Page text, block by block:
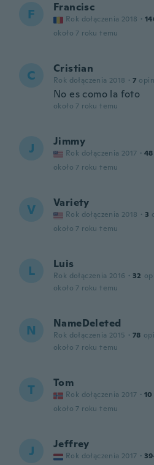
F Francisc
Rok dołączenia 2018 ·
około 7 roku temu
C Cristian
Rok dołączenia 2018 · 7
No es como la foto
około 7 roku temu
J Jimmy
Rok dołączenia 2017 · 48
około 7 roku temu
V Variety
Rok dołączenia 2018 · 3
około 7 roku temu
L Luis
Rok dołączenia 2016 · 32
około 7 roku temu
N NameDeleted
Rok dołączenia 2015 · 78
około 7 roku temu
T Tom
Rok dołączenia 2017 · 10
około 7 roku temu
J Jeffrey
Rok dołączenia 2017 ·